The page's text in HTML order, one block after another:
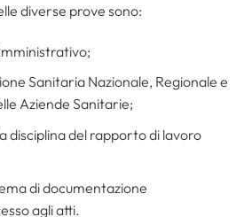
diverse prove sono:
Sanitaria Nazionale, Regionale e
Aziende Sanitarie;
disciplina del rapporto di lavoro
di documentazione
agli atti.